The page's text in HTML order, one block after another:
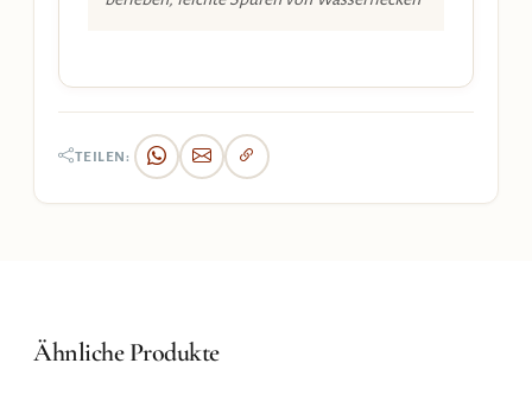
TEILEN:
Ähnliche Produkte